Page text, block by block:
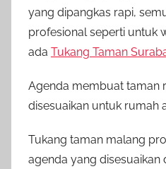
yang dipangkas rapi,
profesional seperti untuk
ada Tukang Taman
Agenda membuat taman
disesuaikan untuk rumah
Tukang taman malang
agenda yang disesuaikan